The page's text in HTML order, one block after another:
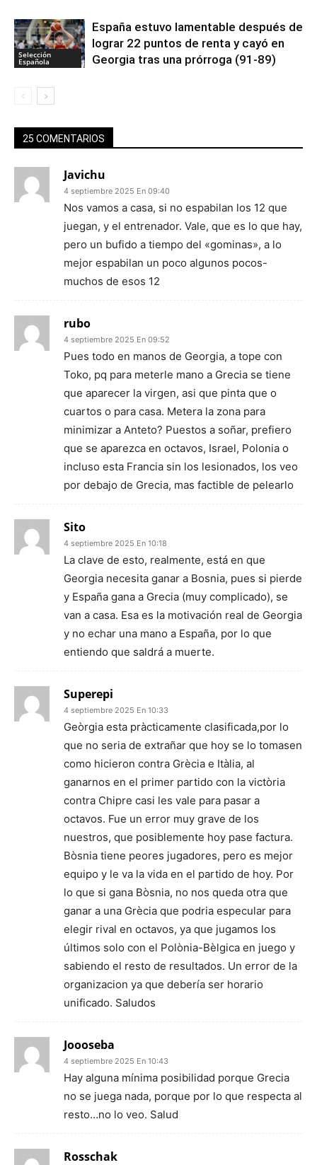
Selección
Española
España estuvo lamentable después de
lograr 22 puntos de renta y cayó en
Georgia tras una prórroga (91-89)
25 COMENTARIOS
Javichu
4 septiembre 2025 En 09:40
Nos vamos a casa, si no espabilan los 12 que
juegan, y el entrenador. Vale, que es lo que hay,
pero un bufido a tiempo del «gominas», a lo
mejor espabilan un poco algunos pocos-
muchos de esos 12
rubo
4 septiembre 2025 En 09:52
Pues todo en manos de Georgia, a tope con
Toko, pq para meterle mano a Grecia se tiene
que aparecer la virgen, asi que pinta que o
cuartos o para casa. Metera la zona para
minimizar a Anteto? Puestos a soñar, prefiero
que se aparezca en octavos, Israel, Polonia o
incluso esta Francia sin los lesionados, los veo
por debajo de Grecia, mas factible de pelearlo
Sito
4 septiembre 2025 En 10:18
La clave de esto, realmente, está en que
Georgia necesita ganar a Bosnia, pues si pierde
y España gana a Grecia (muy complicado), se
van a casa. Esa es la motivación real de Georgia
y no echar una mano a España, por lo que
entiendo que saldrá a muerte.
Superepi
4 septiembre 2025 En 10:33
Geòrgia esta pràcticamente clasificada,por lo
que no seria de extrañar que hoy se lo tomasen
como hicieron contra Grècia e Itàlia, al
ganarnos en el primer partido con la victòria
contra Chipre casi les vale para pasar a
octavos. Fue un error muy grave de los
nuestros, que posiblemente hoy pase factura.
Bòsnia tiene peores jugadores, pero es mejor
equipo y le va la vida en el partido de hoy. Por
lo que si gana Bòsnia, no nos queda otra que
ganar a una Grècia que podria especular para
elegir rival en octavos, ya que jugamos los
últimos solo con el Polònia-Bèlgica en juego y
sabiendo el resto de resultados. Un error de la
organizacion ya que debería ser horario
unificado. Saludos
Joooseba
4 septiembre 2025 En 10:43
Hay alguna mínima posibilidad porque Grecia
no se juega nada, porque por lo que respecta al
resto…no lo veo. Salud
Rosschak